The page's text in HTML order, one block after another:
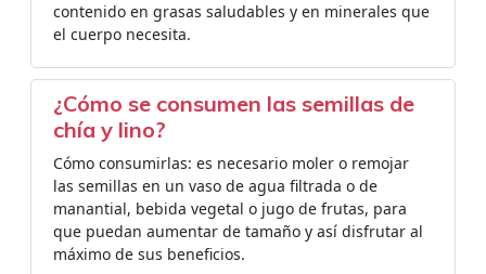
contenido en grasas saludables y en minerales que
el cuerpo necesita.
¿Cómo se consumen las semillas de
chía y lino?
Cómo consumirlas: es necesario moler o remojar
las semillas en un vaso de agua filtrada o de
manantial, bebida vegetal o jugo de frutas, para
que puedan aumentar de tamaño y así disfrutar al
máximo de sus beneficios.